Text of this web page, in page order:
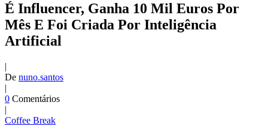
É Influencer, Ganha 10 Mil Euros Por
Mês E Foi Criada Por Inteligência
Artificial
|
De nuno.santos
|
0 Comentários
|
Coffee Break